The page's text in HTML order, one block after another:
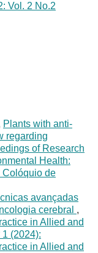
Vol. 2 No.2
Plants with anti-
regarding
of Research
Health:
Colóquio de
avançadas
cerebral ,
in Allied and
(2024):
in Allied and